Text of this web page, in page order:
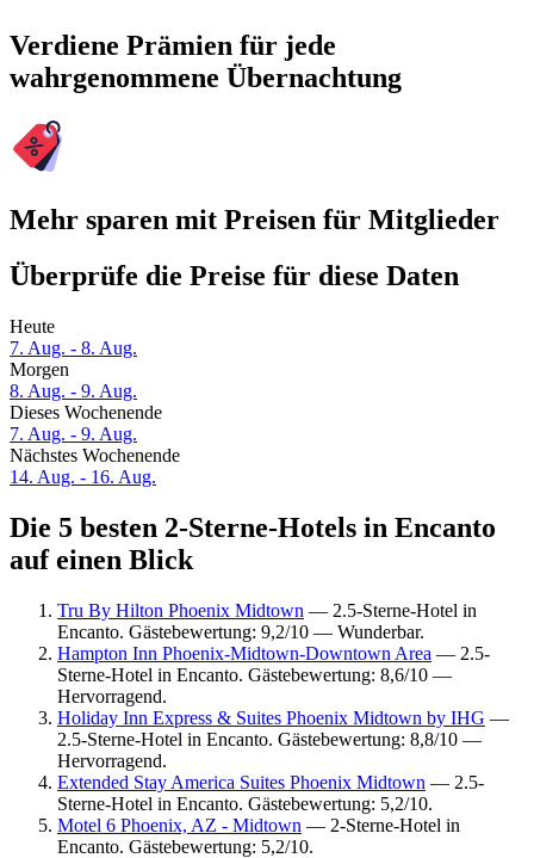
Verdiene Prämien für jede
wahrgenommene Übernachtung
Mehr sparen mit Preisen für Mitglieder
Überprüfe die Preise für diese Daten
Heute
7. Aug. - 8. Aug.
Morgen
8. Aug. - 9. Aug.
Dieses Wochenende
7. Aug. - 9. Aug.
Nächstes Wochenende
14. Aug. - 16. Aug.
Die 5 besten 2-Sterne-Hotels in Encanto
auf einen Blick
Tru By Hilton Phoenix Midtown — 2.5-Sterne-Hotel in
Encanto. Gästebewertung: 9,2/10 — Wunderbar.
Hampton Inn Phoenix-Midtown-Downtown Area — 2.5-
Sterne-Hotel in Encanto. Gästebewertung: 8,6/10 —
Hervorragend.
Holiday Inn Express & Suites Phoenix Midtown by IHG —
2.5-Sterne-Hotel in Encanto. Gästebewertung: 8,8/10 —
Hervorragend.
Extended Stay America Suites Phoenix Midtown — 2.5-
Sterne-Hotel in Encanto. Gästebewertung: 5,2/10.
Motel 6 Phoenix, AZ - Midtown — 2-Sterne-Hotel in
Encanto. Gästebewertung: 5,2/10.